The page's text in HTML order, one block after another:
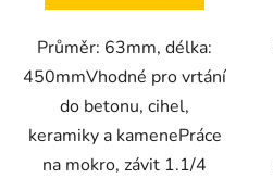
Průměr: 63mm, délka:
450mmVhodné pro vrtání
do betonu, cihel,
keramiky a kamenePráce
na mokro, závit 1.1/4